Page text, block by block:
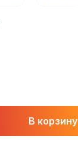
В корзину